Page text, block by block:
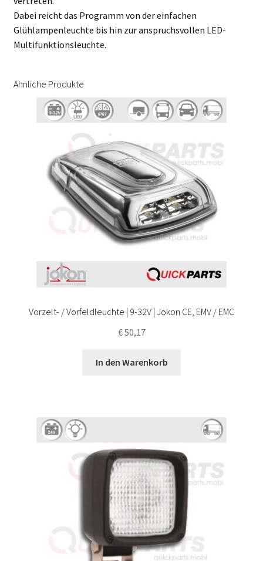
Dabei reicht das Programm von der einfachen
Glühlampenleuchte bis hin zur anspruchsvollen LED-
Multifunktionsleuchte.
Ähnliche Produkte
Vorzelt- / Vorfeldleuchte | 9-32V | Jokon CE, EMV / EMC
€50,17
In den Warenkorb